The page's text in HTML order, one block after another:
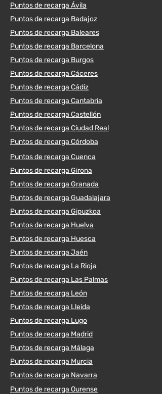
Puntos de recarga Ávila
Puntos de recarga Badajoz
Puntos de recarga Baleares
Puntos de recarga Barcelona
Puntos de recarga Burgos
Puntos de recarga Cáceres
Puntos de recarga Cádiz
Puntos de recarga Cantabria
Puntos de recarga Castellón
Puntos de recarga Ciudad Real
Puntos de recarga Córdoba
Puntos de recarga Cuenca
Puntos de recarga Girona
Puntos de recarga Granada
Puntos de recarga Guadalajara
Puntos de recarga Gipuzkoa
Puntos de recarga Huelva
Puntos de recarga Huesca
Puntos de recarga Jaén
Puntos de recarga La Rioja
Puntos de recarga Las Palmas
Puntos de recarga León
Puntos de recarga Lleida
Puntos de recarga Lugo
Puntos de recarga Madrid
Puntos de recarga Málaga
Puntos de recarga Murcia
Puntos de recarga Navarra
Puntos de recarga Ourense